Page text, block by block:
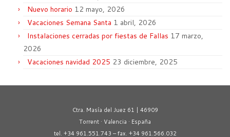
Nuevo horario 12 mayo, 2026
Vacaciones Semana Santa 1 abril, 2026
Instalaciones cerradas por fiestas de Fallas 17 marzo,
2026
Vacaciones navidad 2025 23 diciembre, 2025
Ctra. Masía del Juez 61 | 46909
Torrent · Valencia · España
tel. +34 961.551.743 – fax. +34 961.566.032